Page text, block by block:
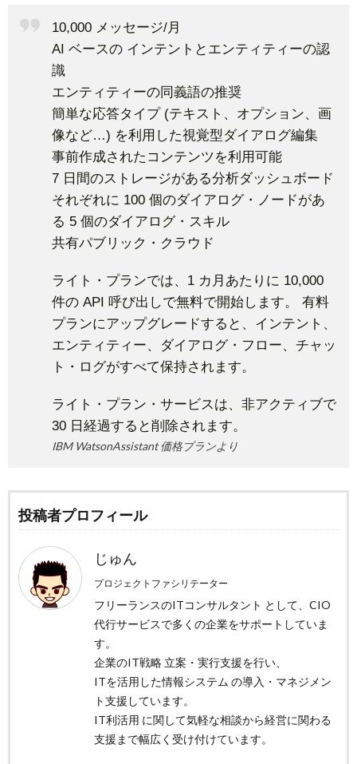
10,000 メッセージ/月
AI ベースの インテントとエンティティーの認
識
エンティティーの同義語の推奨
簡単な応答タイプ (テキスト、オプション、画
像など…) を利用した視覚型ダイアログ編集
事前作成されたコンテンツを利用可能
7 日間のストレージがある分析ダッシュボード
それぞれに 100 個のダイアログ・ノードがあ
る 5 個のダイアログ・スキル
共有パブリック・クラウド
ライト・プランでは、1 カ月あたりに 10,000
件の API 呼び出しで無料で開始します。 有料
プランにアップグレードすると、インテント、
エンティティー、ダイアログ・フロー、チャッ
ト・ログがすべて保持されます。
ライト・プラン・サービスは、非アクティブで
30 日経過すると削除されます。
IBM WatsonAssistant 価格プランより
投稿者プロフィール
じゅん
プロジェクトファシリテーター
フリーランスのITコンサルタント として、CIO
代行サービスで多くの企業をサポートしていま
す。
企業のIT戦略 立案・実行支援を行い、
ITを活用した情報システム の導入・マネジメン
ト支援しています。
IT利活用 に関して気軽な相談から経営に関わる
支援まで幅広く受け付けています。